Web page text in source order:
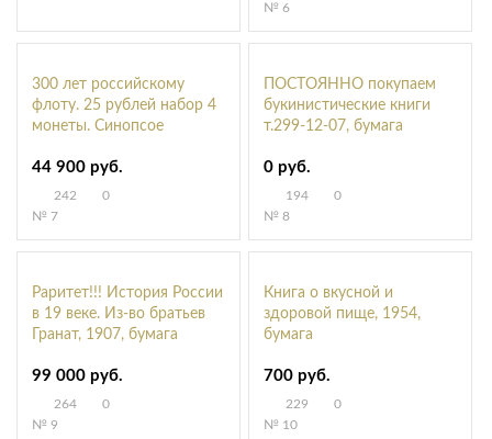
№ 6
300 лет российскому
флоту. 25 рублей набор 4
монеты. Синопсое
сражение, Чесменское
сражение, Штурм
крепости Корфу, 1996, Ag
44 900 руб.
242
0
№ 7
ПОСТОЯННО покупаем
букинистические книги
т.299-12-07, бумага
0 руб.
194
0
№ 8
Раритет!!! История России
в 19 веке. Из-во братьев
Гранат, 1907, бумага
99 000 руб.
264
0
№ 9
Книга о вкусной и
здоровой пище, 1954,
бумага
700 руб.
229
0
№ 10